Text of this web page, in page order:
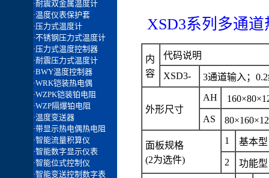
XSD3系列多通
内
容
代码说明
XSD3-
3通道输入；
外形尺寸
AH
AS
面板规格
(2为选件)
1
基本
2
功能